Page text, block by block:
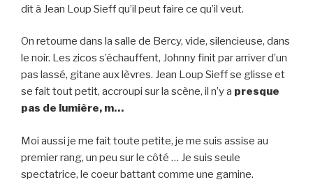
dit à Jean Loup Sieff qu’il peut faire ce qu’il veut.
On retourne dans la salle de Bercy, vide, silencieuse, dans
le noir. Les zicos s’échauffent, Johnny finit par arriver d’un
pas lassé, gitane aux lèvres. Jean Loup Sieff se glisse et
se fait tout petit, accroupi sur la scène, il n’y a presque
pas de lumière, m…
Moi aussi je me fait toute petite, je me suis assise au
premier rang, un peu sur le côté … Je suis seule
spectatrice, le coeur battant comme une gamine.